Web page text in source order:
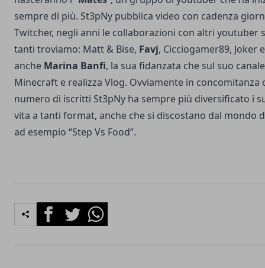
sempre di più. St3pNy pubblica video con cadenza
Twitcher, negli anni le collaborazioni con altri youtuber
tanti troviamo: Matt & Bise, Favj, Cicciogamer89, Joker
anche Marina Banfi, la sua fidanzata che sul suo
Minecraft e realizza Vlog. Ovviamente in concomitanza
numero di iscritti St3pNy ha sempre più diversificato i
vita a tanti format, anche che si discostano dal mondo
ad esempio “Step Vs Food”.
FacebookTwitterWhatsapp